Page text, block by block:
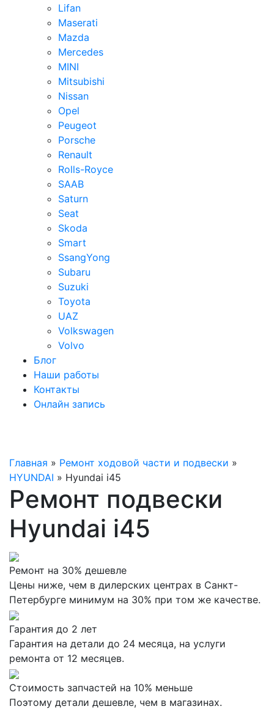
Lifan
Maserati
Mazda
Mercedes
MINI
Mitsubishi
Nissan
Opel
Peugeot
Porsche
Renault
Rolls-Royce
SAAB
Saturn
Seat
Skoda
Smart
SsangYong
Subaru
Suzuki
Toyota
UAZ
Volkswagen
Volvo
Блог
Наши работы
Контакты
Онлайн запись
Главная » Ремонт ходовой части и подвески »
HYUNDAI » Hyundai i45
Ремонт подвески
Hyundai i45
Ремонт на 30% дешевле
Цены ниже, чем в дилерских центрах в Санкт-
Петербурге минимум на 30% при том же качестве.
Гарантия до 2 лет
Гарантия на детали до 24 месяца, на услуги
ремонта от 12 месяцев.
Стоимость запчастей на 10% меньше
Поэтому детали дешевле, чем в магазинах.